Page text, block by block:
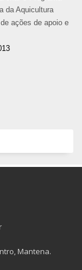
da Aquicultura
ações de apoio e
Mantena.